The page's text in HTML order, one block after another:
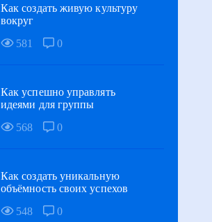
Как создать живую культуру
вокруг
581
0
Как успешно управлять
идеями для группы
568
0
Как создать уникальную
объёмность своих успехов
548
0